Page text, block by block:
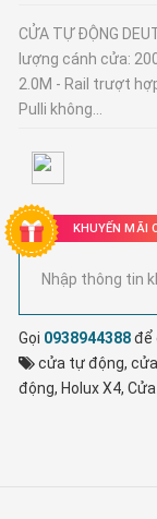
CỬA TỰ ĐỘNG
lượng cánh cửa:
2.0M - Rail trượt
Pulli không...
KHUYẾN MÃI
Nhập thông tin
Gọi 0938944388để
cửa tự động,
động, Holux X4,